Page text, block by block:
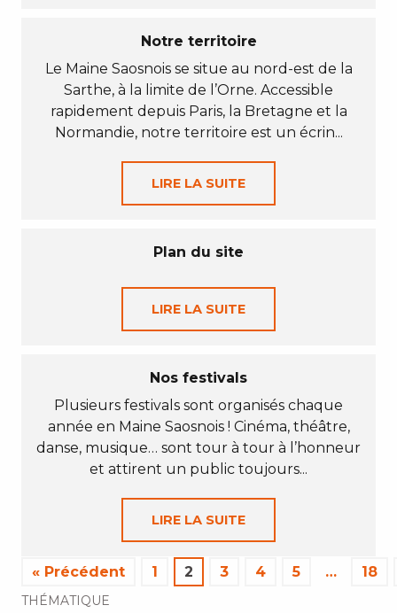
Notre territoire
Le Maine Saosnois se situe au nord-est de la
Sarthe, à la limite de l’Orne. Accessible
rapidement depuis Paris, la Bretagne et la
Normandie, notre territoire est un écrin...
LIRE LA SUITE
Plan du site
LIRE LA SUITE
Nos festivals
Plusieurs festivals sont organisés chaque
année en Maine Saosnois ! Cinéma, théâtre,
danse, musique… sont tour à tour à l’honneur
et attirent un public toujours...
LIRE LA SUITE
« Précédent 1 2 3 4 5 … 18
THÉMATIQUE